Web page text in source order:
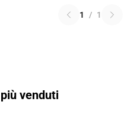
1 / 1
venduti